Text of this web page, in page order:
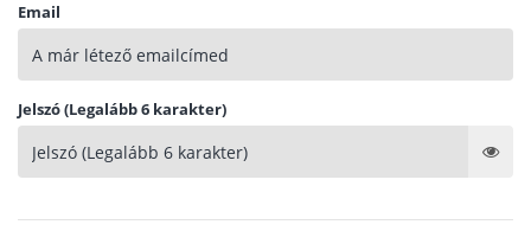
Email
Jelszó (Legalább 6 karakter)